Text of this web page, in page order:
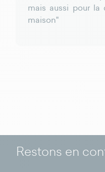
mais aussi pour la
maison"
Restons en